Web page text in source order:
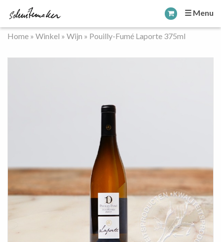
☰ Menu
Home » Winkel » Wijn » Pouilly-Fumé Laporte 375ml